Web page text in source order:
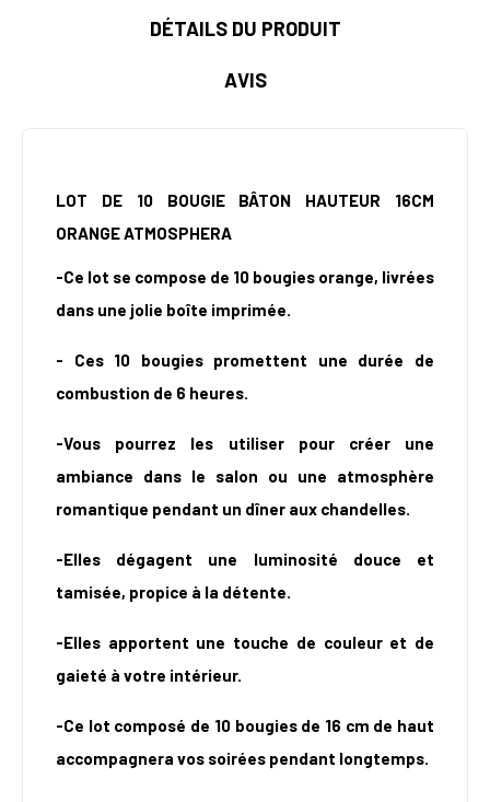
DÉTAILS DU PRODUIT
AVIS
LOT DE 10 BOUGIE BÂTON HAUTEUR 16CM
ORANGE ATMOSPHERA
-Ce lot se compose de 10 bougies orange, livrées
dans une jolie boîte imprimée.
- Ces 10 bougies promettent une durée de
combustion de 6 heures.
-Vous pourrez les utiliser pour créer une
ambiance dans le salon ou une atmosphère
romantique pendant un dîner aux chandelles.
-Elles dégagent une luminosité douce et
tamisée, propice à la détente.
-Elles apportent une touche de couleur et de
gaieté à votre intérieur.
-Ce lot composé de 10 bougies de 16 cm de haut
accompagnera vos soirées pendant longtemps.